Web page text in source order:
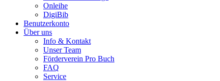
Onleihe
DigiBib
Benutzerkonto
Über uns
Info & Kontakt
Unser Team
Förderverein Pro Buch
FAQ
Service